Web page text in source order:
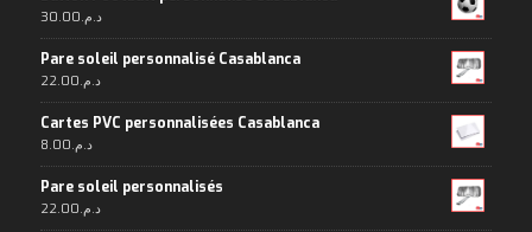
د.م.30.00
Pare soleil personnalisé Casablanca
د.م.22.00
Cartes PVC personnalisées Casablanca
د.م.8.00
Pare soleil personnalisés
د.م.22.00